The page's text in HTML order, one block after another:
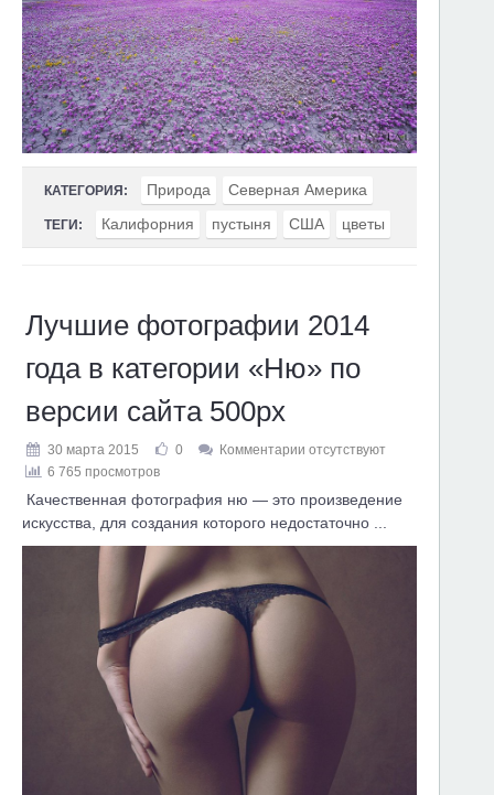
КАТЕГОРИЯ: Природа Северная Америка
ТЕГИ: Калифорния пустыня США цветы
Лучшие фотографии 2014
года в категории «Ню» по
версии сайта 500px
30 марта 2015 0
Комментарии отсутствуют
6 765 просмотров
Качественная фотография ню — это произведение
искусства, для создания которого недостаточно ...